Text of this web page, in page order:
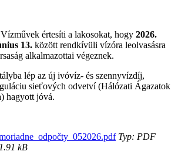
értesíti a lakosokat, hogy 2026.
13. között rendkívüli vízóra leolvasásra
alkalmazottai végeznek.
lép az új ivóvíz- és szennyvízdíj,
sieťových odvetví (Hálózati Ágazatok
hagyott jóvá.
Typ: PDF
kB